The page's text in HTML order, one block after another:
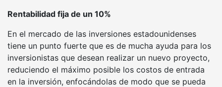
Rentabilidad fija de un 10%
En el mercado de las inversiones estadounidenses
tiene un punto fuerte que es de mucha ayuda para los
inversionistas que desean realizar un nuevo proyecto,
reduciendo el máximo posible los costos de entrada
en la inversión, enfocándolas de modo que se pueda